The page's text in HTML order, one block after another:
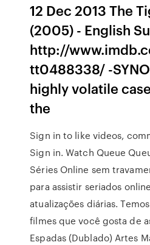
12 Dec 2013 The
(2005) - English
http://
tt0488338/ -
highly volatile
the
Sign in to like videos,
Sign in. Watch Queue
Séries Online sem
para assistir seriados
atualizações diárias.
filmes que você gosta de
Espadas (Dublado) Artes